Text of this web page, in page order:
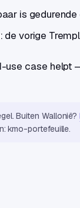
is
de vorige
use case helpt
Buiten Wallonië?
kmo-portefeuille.